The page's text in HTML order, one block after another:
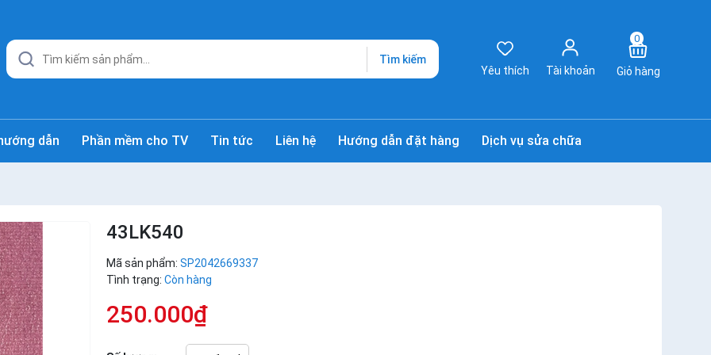
Tìm kiếm
Yêu thích
Tài khoản
0
Giỏ hàng
dẫn Phần mềm cho TV Tin tức Liên hệ Hướng dẫn đặt hàng Dịch vụ sửa chữa
43LK540
Mã sản phẩm: SP2042669337
Tình trạng: Còn hàng
250.000₫